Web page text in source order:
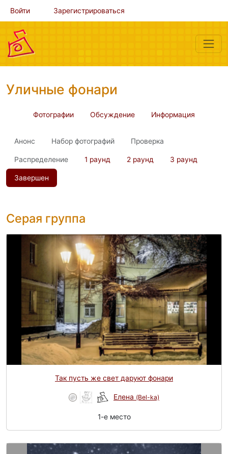
Войти Зарегистрироваться
Уличные фонари
Фотографии Обсуждение Информация
Анонс Набор фотографий Проверка
Распределение 1 раунд 2 раунд 3 раунд
Завершен
Серая группа
Так пусть же свет даруют фонари
Елена (Bel-ka)
1-e место